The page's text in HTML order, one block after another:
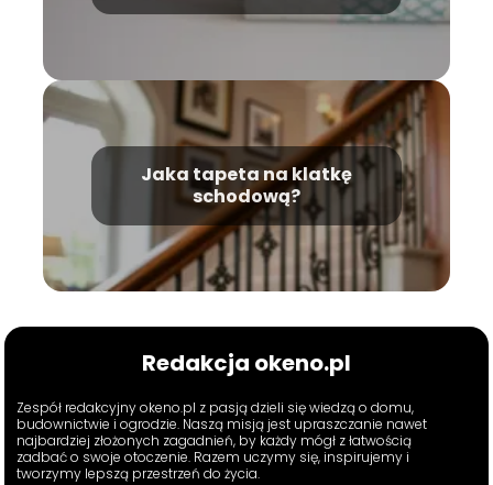
Jaka tapeta na klatkę
schodową?
Redakcja okeno.pl
Zespół redakcyjny okeno.pl z pasją dzieli się wiedzą o domu,
budownictwie i ogrodzie. Naszą misją jest upraszczanie nawet
najbardziej złożonych zagadnień, by każdy mógł z łatwością
zadbać o swoje otoczenie. Razem uczymy się, inspirujemy i
tworzymy lepszą przestrzeń do życia.